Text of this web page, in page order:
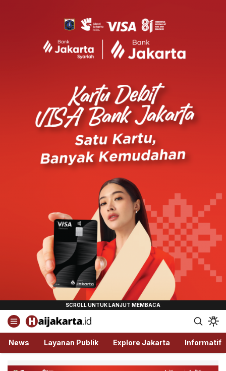
Haijakarta.id
Semua Tentang Jakarta Ada Disini!
News Layanan Publik Explore Jakarta Informatif